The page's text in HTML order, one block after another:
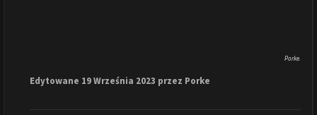
Porke.
Edytowane 19 Września 2023 przez Porke